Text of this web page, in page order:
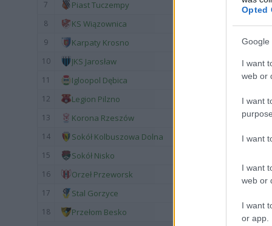
Opted
Google
I want
web or
I want
I want
I want
web or
I want
or app.
7 Piast Tuczempy
8 KS Wiązownica
9 Karpaty Krosno
10 JKS Jarosław
11 Igloopol Dębica
12 Legion Pilzno
13 Korona Rzeszów
14 Sokół Kolbuszowa Dolna
15 Sokół Nisko
16 Orzeł Przeworsk
17 Stal Gorzyce
18 Przełom Besko